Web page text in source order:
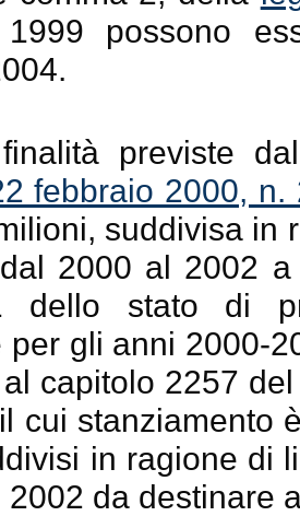
possono
previste
febbraio 2000, n.
suddivisa in
2000 al 2002
dello stato di
per gli anni 2000-
capitolo 2257
cui stanziamento
in ragione di
da destinare